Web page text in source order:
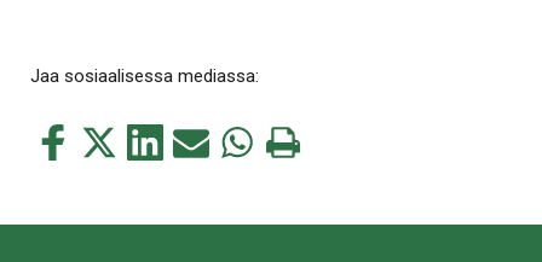
Jaa sosiaalisessa mediassa:
Jaa
Jaa
Jaa Jaa Jaa Tulosta